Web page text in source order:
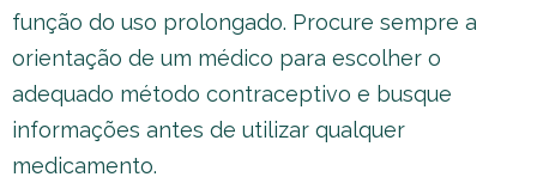
função do uso prolongado. Procure sempre a
orientação de um médico para escolher o
adequado método contraceptivo e busque
informações antes de utilizar qualquer
medicamento.